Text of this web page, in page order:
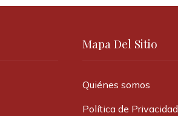
Mapa Del Sitio
Quiénes somos
Política de Privacidad